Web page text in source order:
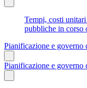
Tempi, costi
pubbliche in corso
Pianificazione e governo
Pianificazione e governo